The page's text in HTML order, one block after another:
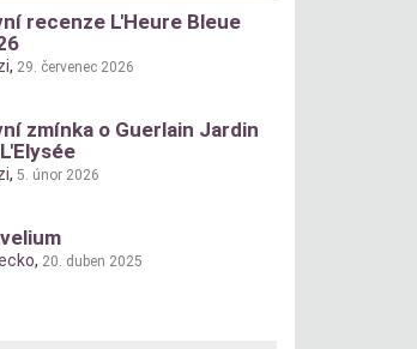
recenze L'Heure Bleue
, 29. červenec 2026
zmínka o Guerlain Jardin
, 5. únor 2026
, 20. duben 2025